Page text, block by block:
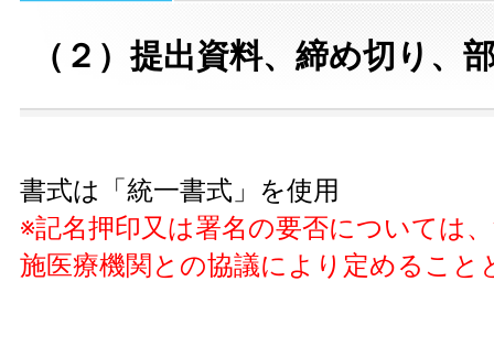
（２）提出資料、締め切り、
書式は「統一書式」を使用
※記名押印又は署名の要否については
施医療機関との協議により定めること